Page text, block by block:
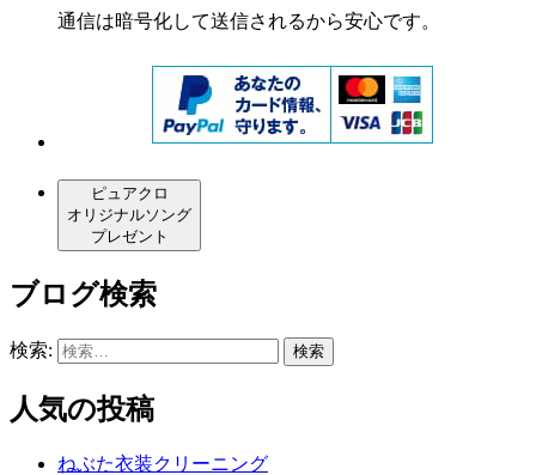
通信は暗号化して送信されるから安心です。
ピュアクロ
オリジナルソング
プレゼント
ブログ検索
検索:
人気の投稿
ねぶた衣装クリーニング